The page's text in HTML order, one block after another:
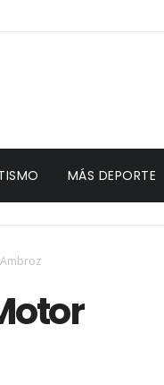
MÁS DEPORTE
Ambroz